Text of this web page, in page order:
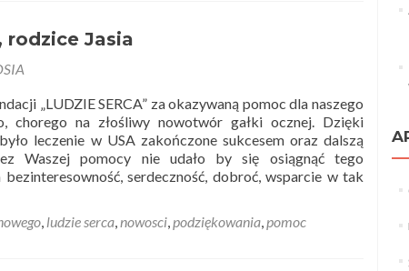
rodzice Jasia
„LUDZIE SERCA” za okazywaną pomoc dla naszego
chorego na złośliwy nowotwór gałki ocznej. Dzięki
leczenie w USA zakończone sukcesem oraz dalszą
Waszej pomocy nie udało by się osiągnąć tego
serdeczność, dobroć, wsparcie w tak
, ludzie serca,nowosci,podziękowania,pomoc